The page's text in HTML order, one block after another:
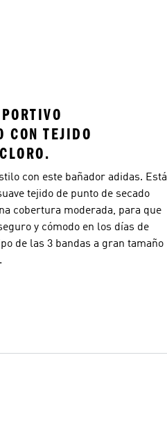
CON TEJIDO
con este bañador adidas. Está
tejido de punto de secado
cobertura moderada, para que
y cómodo en los días de
de las 3 bandas a gran tamaño